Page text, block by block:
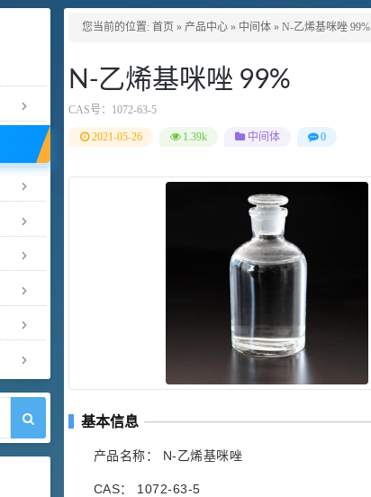
您当前的位置: 首页 » 产品中心 » 中间体 » N-乙烯基咪唑 99%
N-乙烯基咪唑 99%
CAS号： 1072-63-5
2021-05-26 1.39k 中间体 0
基本信息
产品名称： N-乙烯基咪唑
CAS： 1072-63-5